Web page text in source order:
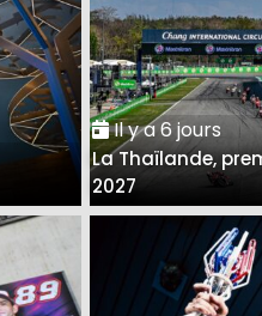
Il y a 6 jours
La Thaïlande,
2027